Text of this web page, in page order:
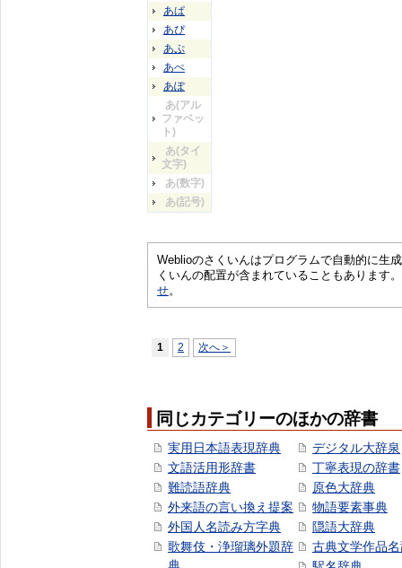
あぱ
あぴ
あぷ
あぺ
あぽ
あ(アル
ファベッ
ト)
あ(タイ
文字)
あ(数字)
あ(記号)
Weblioのさくいんはプログラムで自動的に生
くいんの配置が含まれていることもあります
せ。
1 2 次へ＞
同じカテゴリーのほかの辞書
実用日本語表現辞典
文語活用形辞書
難読語辞典
外来語の言い換え提案
外国人名読み方字典
歌舞伎・浄瑠璃外題辞
デジタル大辞泉
丁寧表現の辞書
原色大辞典
物語要素事典
隠語大辞典
古典文学作品